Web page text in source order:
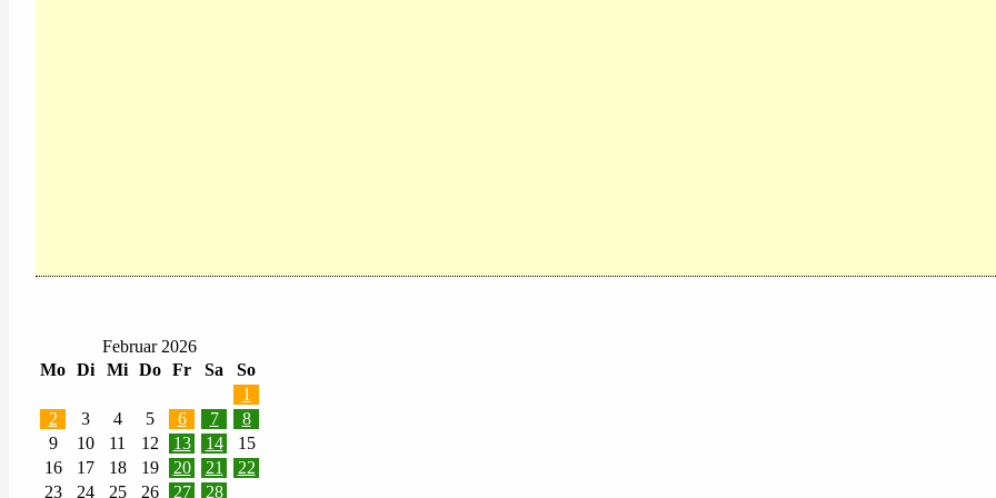
Februar 2026
Mo Di Mi Do Fr Sa
So
1
2
3 4 5 6 7
8
9
10 11 12 13 14
15
16
17 18 19 20 21
22
23
24 25 26 27 28